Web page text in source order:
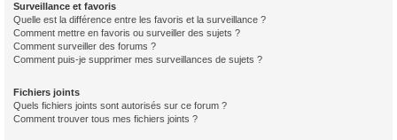
Surveillance et favoris
Quelle est la différence entre les favoris et la surveillance ?
Comment mettre en favoris ou surveiller des sujets ?
Comment surveiller des forums ?
Comment puis-je supprimer mes surveillances de sujets ?
Fichiers joints
Quels fichiers joints sont autorisés sur ce forum ?
Comment trouver tous mes fichiers joints ?